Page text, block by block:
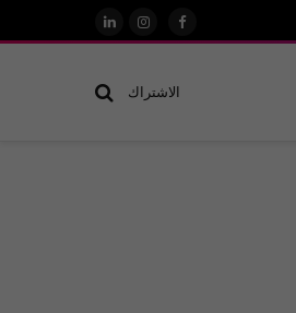
فيسبوكالانستغرام
لينكدإن
الاشتراك